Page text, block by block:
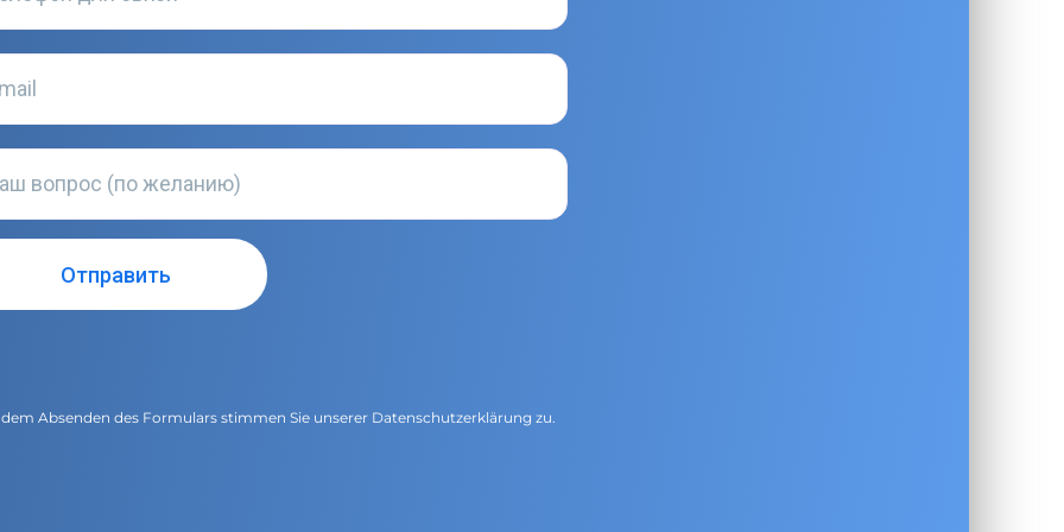
Absenden des Formulars stimmen Sie unserer Datenschutzerklärung zu.